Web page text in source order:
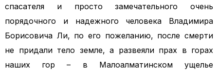
спасателя и просто замечательного очень
порядочного и надежного человека Владимира
Борисовича Ли, по его пожеланию, после смерти
не придали тело земле, а развеяли прах в горах
наших гор – в Малоалматинском ущелье